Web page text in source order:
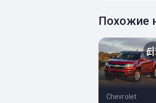
Похожие
Chevrolet